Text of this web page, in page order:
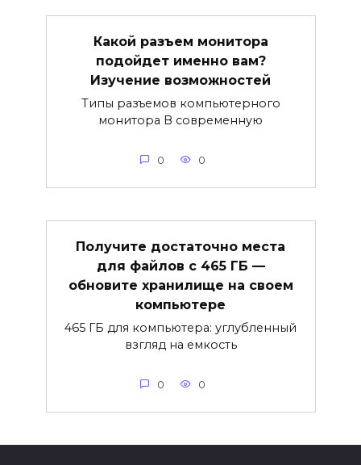
Какой разъем монитора
подойдет именно вам?
Изучение возможностей
Типы разъемов компьютерного
монитора В современную
0 0
Получите достаточно места
для файлов с 465 ГБ —
обновите хранилище на своем
компьютере
465 ГБ для компьютера: углубленный
взгляд на емкость
0 0